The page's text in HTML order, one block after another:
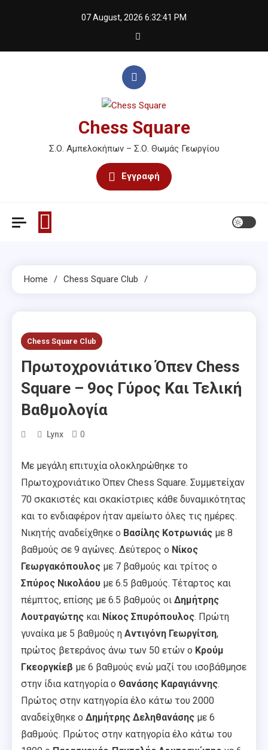
07 August, 2026 6:32:41 PM
Chess Square
Σ.Ο. Αμπελοκήπων – Σ.Ο. Θωμάς Γεωργίου
Εγγραφή
Home Chess Square Club
Chess Square Club
Πρωτοχρονιάτικο Όπεν Chess
Square – 9ος Γύρος Και Τελική
Βαθμολογία
Lynx 0
Με μεγάλη επιτυχία ολοκληρώθηκε το
Πρωτοχρονιάτικο Όπεν Chess Square. Συμμετείχαν
70 σκακιστές και σκακίστριες κάθε δυναμικότητας
και το ενδιαφέρον ήταν αμείωτο όλες τις ημέρες.
Νικητής αναδείχθηκε ο Βασίλης Κοτρωνιάς με 8
βαθμούς σε 9 αγώνες. Δεύτερος ο Νίκος
Γεωργακόπουλος με 7 βαθμούς και τρίτος ο
Σπύρος Νικολάου με 6.5 βαθμούς. Τέταρτος και
πέμπτος, επίσης με 6.5 βαθμούς οι Δημήτρης
Λουτραγώτης και Νίκος Σπυρόπουλος. Πρώτη
γυναίκα με 5 βαθμούς η Αντιγόνη Γεωργίτση,
πρώτος βετεράνος άνω των 50 ετών ο Κρούμ
Γκεοργκίεβ με 6 βαθμούς ενώ μαζί του ισοβάθμησε
στην ίδια κατηγορία ο Θανάσης Καραγιάννης.
Πρώτος στην κατηγορία έλο κάτω του 2000
αναδείχθηκε ο Δημήτρης Δεληθανάσης με 6
βαθμούς. Πρώτος στην κατηγορία έλο κάτω του